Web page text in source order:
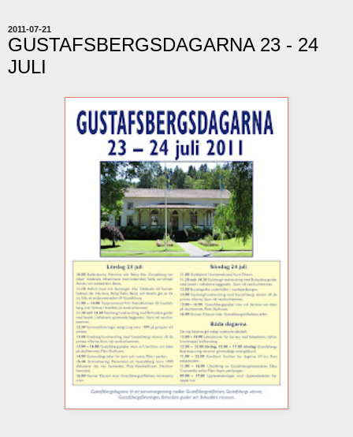
2011-07-21
GUSTAFSBERGSDAGARNA 23 - 24
JULI